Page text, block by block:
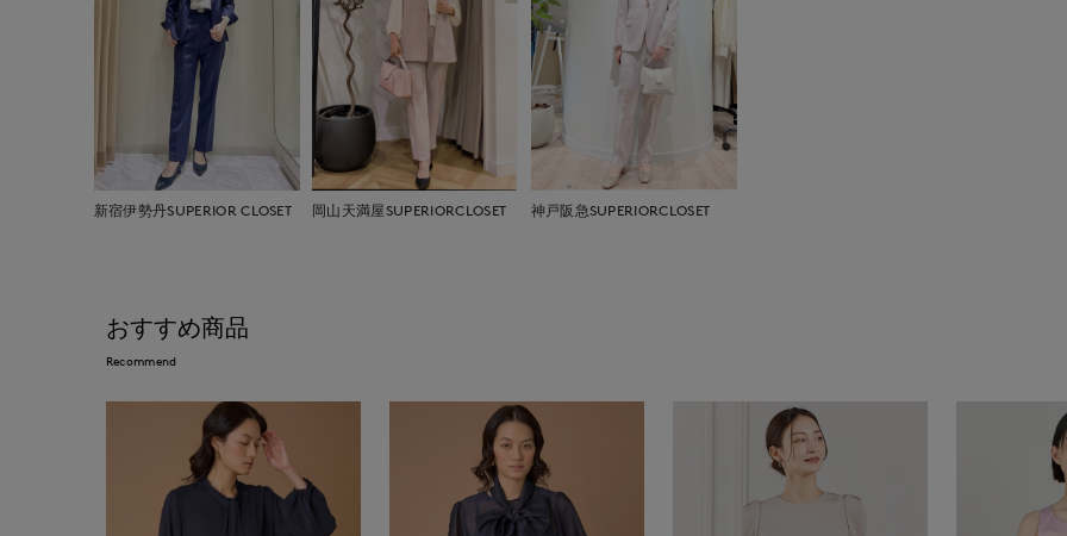
新宿伊勢丹SUPERIOR CLOSET 岡山天満屋SUPERIORCLOSET 神戸阪急SUPERIORCLOSET
おすすめ商品
Recommend